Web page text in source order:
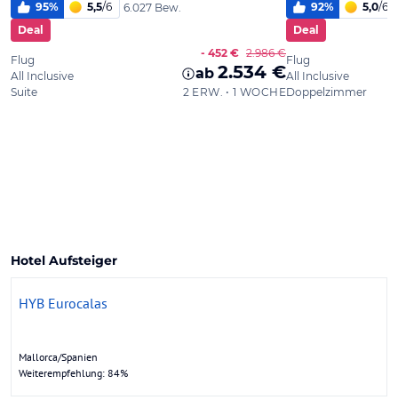
Hotel Aufsteiger
HYB Eurocalas
Mallorca/Spanien
Weiterempfehlung: 84%